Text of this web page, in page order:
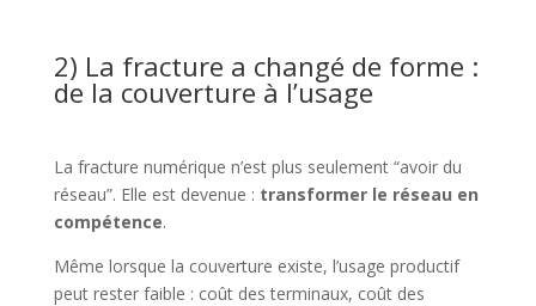
2) La fracture a changé de forme :
de la couverture à l’usage
La fracture numérique n’est plus seulement “avoir du
réseau”. Elle est devenue : transformer le réseau en
compétence.
Même lorsque la couverture existe, l’usage productif
peut rester faible : coût des terminaux, coût des